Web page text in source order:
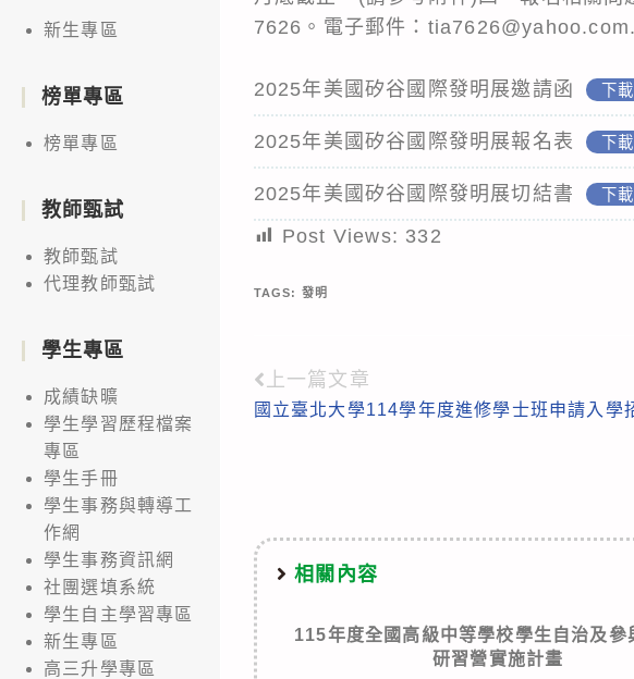
7626。電子郵件：
2025年美國矽谷國際發明展邀請函 下載
2025年美國矽谷國際發明展報名表 下載
2025年美國矽谷國際發明展切結書 下載
Post Views: 332
TAGS: 發明
Read
more
上一篇文章
國立臺北大學114學年度進修學士班申請入學
相關內容
115年度全國高級中等學校學生自治及參
研習營實施計畫
新生專區
榜單專區
榜單專區
教師甄試
教師甄試
代理教師甄試
學生專區
成績缺曠
學生學習歷程檔案
專區
學生手冊
學生事務與轉導工
作網
學生事務資訊網
社團選填系統
學生自主學習專區
新生專區
高三升學專區